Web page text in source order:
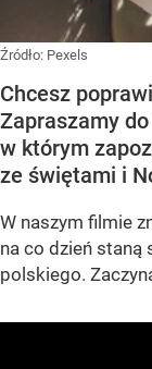
Źródło: Pexels
Chcesz
Zapraszamy
w którym
ze świętami i
W naszym filmie
na co dzień staną
polskiego.